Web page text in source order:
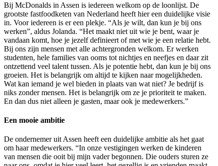
Bij McDonalds in Assen is iedereen welkom op de loonlijst. De
grootste fastfoodketen van Nederland heeft hier een duidelijke visie
in. Voor iedereen is er een plekje. “Als je wilt, dan kun je bij ons
werken”, aldus Jolanda. “Het maakt niet uit wie je bent, waar je
vandaan komt, hoe je jezelf definieert of met wie je een relatie hebt.
Bij ons zijn mensen met alle achtergronden welkom. Er werken
studenten, hele families van ooms tot nichtjes en neefjes en daar zit
ontzettend veel talent tussen. Als je potentie hebt, dan kun je bij ons
groeien. Het is belangrijk om altijd te kijken naar mogelijkheden.
Wat kan iemand je wel bieden in plaats van wat niet? Je bedrijf is
niks zonder mensen. Het is belangrijk om ze je prioriteit te maken.
En dan dus niet alleen je gasten, maar ook je medewerkers.”
Een mooie ambitie
De ondernemer uit Assen heeft een duidelijke ambitie als het gaat
om haar medewerkers. “In onze vestigingen werken de kinderen
van mensen die ooit bij mijn vader begonnen. Die ouders sturen ze